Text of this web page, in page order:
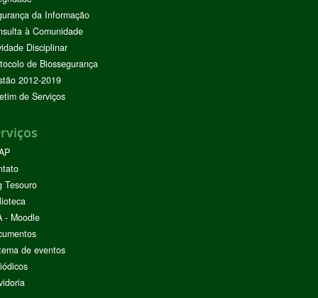
da Informação
à Comunidade
Disciplinar
de Biossegurança
2012-2019
de Serviços
Tesouro
- Moodle
de eventos